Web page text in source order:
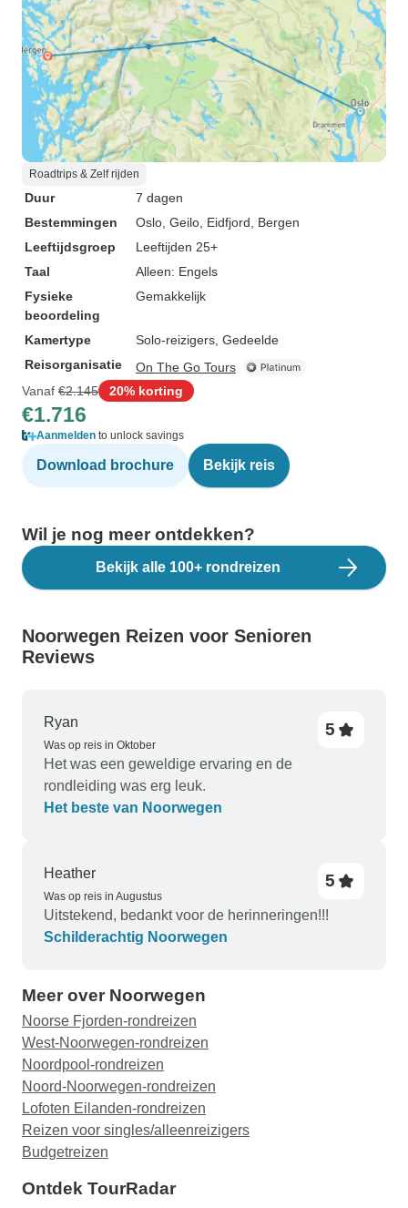
Roadtrips & Zelf rijden
Duur
7 dagen
Bestemmingen
Oslo , Geilo , Eidfjord , Bergen
Leeftijdsgroep
Leeftijden 25+
Taal
Alleen: Engels
Fysieke
beoordeling
Gemakkelijk
Kamertype
Solo-reizigers, Gedeelde
Reisorganisatie
On The Go Tours
Vanaf €2.145 20% korting
€1.716
Aanmelden to unlock savings
Download brochure Bekijk reis
Wil je nog meer ontdekken?
Bekijk alle 100+ rondreizen
Noorwegen Reizen voor Senioren
Reviews
Ryan
Was op reis in Oktober
5
Het was een geweldige ervaring en de
rondleiding was erg leuk.
Het beste van Noorwegen
Heather
Was op reis in Augustus
5
Uitstekend, bedankt voor de herinneringen!!!
Schilderachtig Noorwegen
Meer over Noorwegen
Noorse Fjorden-rondreizen
West-Noorwegen-rondreizen
Noordpool-rondreizen
Noord-Noorwegen-rondreizen
Lofoten Eilanden-rondreizen
Reizen voor singles/alleenreizigers
Budgetreizen
Ontdek TourRadar